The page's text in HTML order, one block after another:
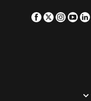
Haven, Flórida Hotéis
Facebook
Twitter